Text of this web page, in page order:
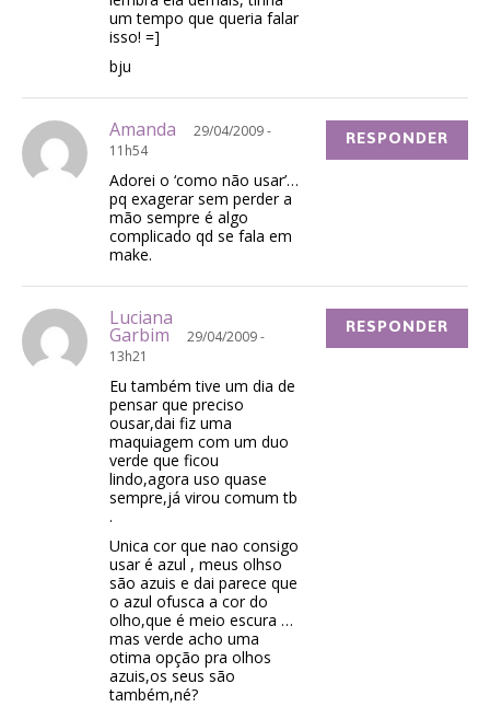
um tempo que queria falar
isso! =]
bju
Amanda
29/04/2009 -
11h54
Adorei o ‘como não usar’…
pq exagerar sem perder a
mão sempre é algo
complicado qd se fala em
make.
RESPONDER
Luciana
Garbim
29/04/2009 -
13h21
Eu também tive um dia de
pensar que preciso
ousar,dai fiz uma
maquiagem com um duo
verde que ficou
lindo,agora uso quase
sempre,já virou comum tb
.
Unica cor que nao consigo
usar é azul , meus olhso
são azuis e dai parece que
o azul ofusca a cor do
olho,que é meio escura …
mas verde acho uma
otima opção pra olhos
azuis,os seus são
também,né?
RESPONDER